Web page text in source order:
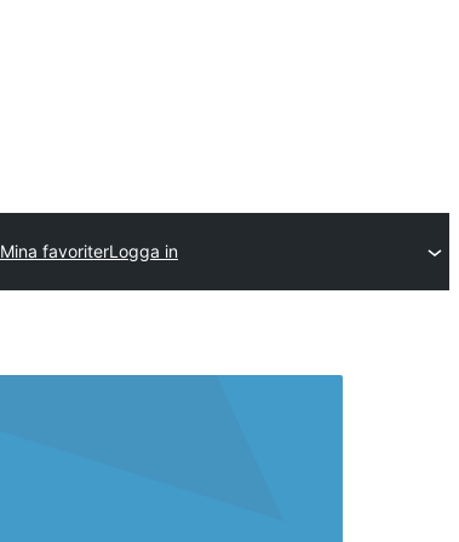
Mina favoriterLogga in